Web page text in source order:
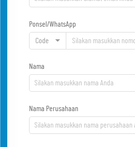
Ponsel/WhatsApp
Code
Nama
Nama Perusahaan